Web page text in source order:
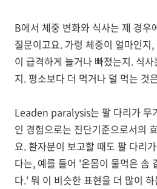
B에서 체중 변화와 식사는 제 경우
질문이고요. 가령 체중이 얼마인지,
이 급격하게 늘거나 빠졌는지. 식
지. 평소보다 더 먹거나 덜 먹는 것
Leaden paralysis는 팔 다리가 무
인 경험으로는 진단기준으로서의
요. 환자분이 보고할 때도 팔 다리
다는, 예를 들어 '온몸이 물먹은 솜
다.' 뭐 이 비슷한 표현을 더 많이